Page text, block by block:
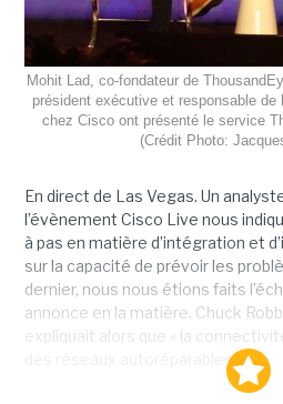
Mohit Lad, co-fondateur de
président exécutive et responsable
chez Cisco ont présenté le service
(Crédit Photo:
En direct de Las Vegas. Un
l’évènement Cisco Live nous
à pas en matière d’intégration et
sur la capacité de prévoir les
dernier, nous nous étions faits
annonce en la matière. Chuck
expliquait alors que « la
des réseaux autoréparables...